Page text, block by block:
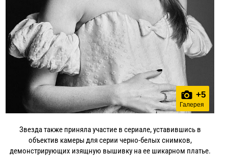
+5
Галерея
Звезда также приняла участие в сериале, уставившись в
объектив камеры для серии черно-белых снимков,
демонстрирующих изящную вышивку на ее шикарном платье.